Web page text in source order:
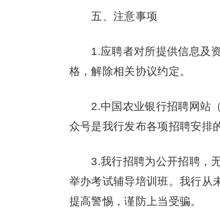
五、注意事项
1.应聘者对所提供信息及资
格，解除相关协议约定。
2.中国农业银行招聘网站（
众号是我行发布各项招聘安排
3.我行招聘为公开招聘，无
举办考试辅导培训班。我行从
提高警惕，谨防上当受骗。